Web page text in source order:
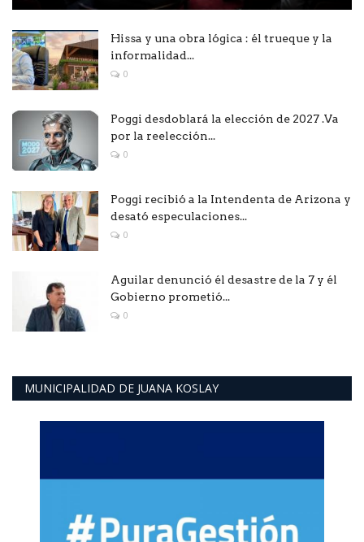
Hissa y una obra lógica : él trueque y la
informalidad...
0
Poggi desdoblará la elección de 2027 .Va
por la reelección...
0
Poggi recibió a la Intendenta de Arizona y
desató especulaciones...
0
Aguilar denunció él desastre de la 7 y él
Gobierno prometió...
0
MUNICIPALIDAD DE JUANA KOSLAY